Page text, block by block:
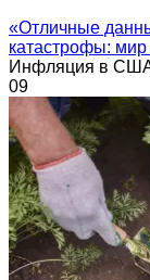
«Отличные
катастрофы: мир
Инфляция в США
09